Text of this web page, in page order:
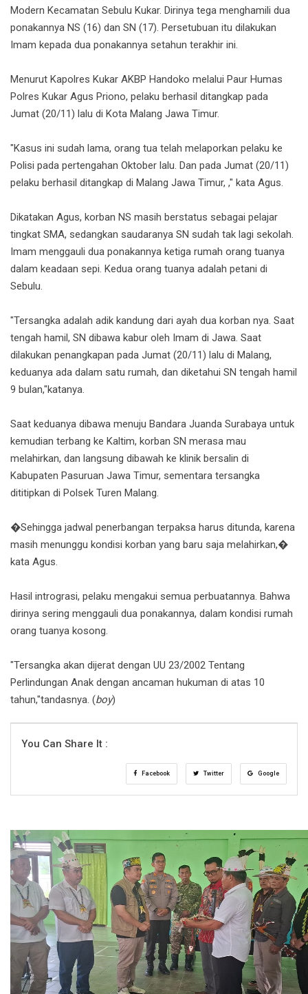
Modern Kecamatan Sebulu Kukar. Dirinya tega menghamili dua
ponakannya NS (16) dan SN (17). Persetubuan itu dilakukan
Imam kepada dua ponakannya setahun terakhir ini.
Menurut Kapolres Kukar AKBP Handoko melalui Paur Humas
Polres Kukar Agus Priono, pelaku berhasil ditangkap pada
Jumat (20/11) lalu di Kota Malang Jawa Timur.
"Kasus ini sudah lama, orang tua telah melaporkan pelaku ke
Polisi pada pertengahan Oktober lalu. Dan pada Jumat (20/11)
pelaku berhasil ditangkap di Malang Jawa Timur, ," kata Agus.
Dikatakan Agus, korban NS masih berstatus sebagai pelajar
tingkat SMA, sedangkan saudaranya SN sudah tak lagi sekolah.
Imam menggauli dua ponakannya ketiga rumah orang tuanya
dalam keadaan sepi. Kedua orang tuanya adalah petani di
Sebulu.
"Tersangka adalah adik kandung dari ayah dua korban nya. Saat
tengah hamil, SN dibawa kabur oleh Imam di Jawa. Saat
dilakukan penangkapan pada Jumat (20/11) lalu di Malang,
keduanya ada dalam satu rumah, dan diketahui SN tengah hamil
9 bulan,"katanya.
Saat keduanya dibawa menuju Bandara Juanda Surabaya untuk
kemudian terbang ke Kaltim, korban SN merasa mau
melahirkan, dan langsung dibawah ke klinik bersalin di
Kabupaten Pasuruan Jawa Timur, sementara tersangka
dititipkan di Polsek Turen Malang.
�Sehingga jadwal penerbangan terpaksa harus ditunda, karena
masih menunggu kondisi korban yang baru saja melahirkan,�
kata Agus.
Hasil intrograsi, pelaku mengakui semua perbuatannya. Bahwa
dirinya sering menggauli dua ponakannya, dalam kondisi rumah
orang tuanya kosong.
"Tersangka akan dijerat dengan UU 23/2002 Tentang
Perlindungan Anak dengan ancaman hukuman di atas 10
tahun,"tandasnya. (boy)
You Can Share It :
Facebook Twitter Google